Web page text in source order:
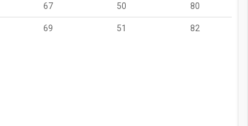
67 50 80
69 51 82